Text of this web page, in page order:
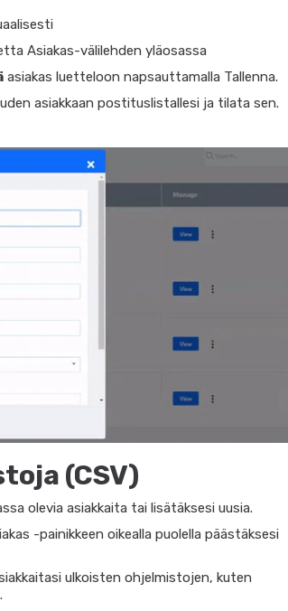
Asiakas-välilehden yläosassa
asiakas luetteloon napsauttamalla Tallenna.
asiakkaan postituslistallesi ja tilata sen.
(CSV)
olevia asiakkaita tai lisätäksesi uusia.
-painikkeen oikealla puolella päästäksesi
ulkoisten ohjelmistojen, kuten